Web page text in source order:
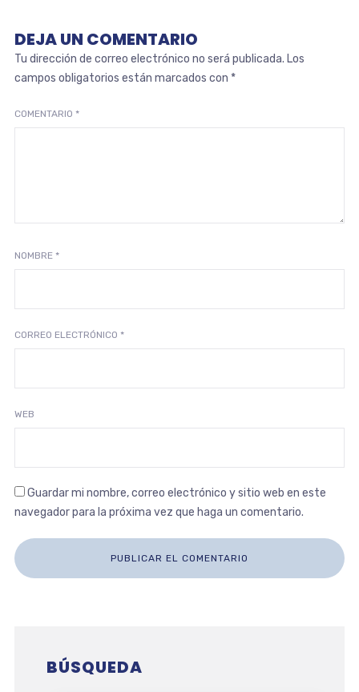
DEJA UN COMENTARIO
Tu dirección de correo electrónico no será publicada. Los
campos obligatorios están marcados con *
COMENTARIO *
NOMBRE *
CORREO ELECTRÓNICO *
WEB
Guardar mi nombre, correo electrónico y sitio web en este
navegador para la próxima vez que haga un comentario.
BÚSQUEDA